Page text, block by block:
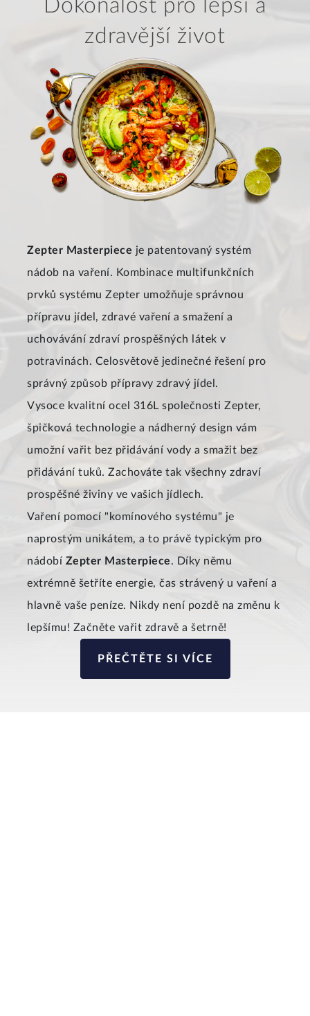
Dokonalost pro lepší a
zdravější život
Zepter Masterpiece je patentovaný systém
nádob na vaření. Kombinace multifunkčních
prvků systému Zepter umožňuje správnou
přípravu jídel, zdravé vaření a smažení a
uchovávání zdraví prospěšných látek v
potravinách. Celosvětově jedinečné řešení pro
správný způsob přípravy zdravý jídel.
Vysoce kvalitní ocel 316L společnosti Zepter,
špičková technologie a nádherný design vám
umožní vařit bez přidávání vody a smažit bez
přidávání tuků. Zachováte tak všechny zdraví
prospěšné živiny ve vašich jídlech.
Vaření pomocí "komínového systému" je
naprostým unikátem, a to právě typickým pro
nádobí Zepter Masterpiece. Díky němu
extrémně šetříte energie, čas strávený u vaření a
hlavně vaše peníze. Nikdy není pozdě na změnu k
lepšímu! Začněte vařit zdravě a šetrně!
PŘEČTĚTE SI VÍCE